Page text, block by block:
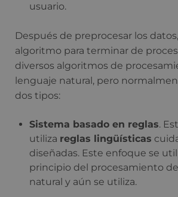
usuario.
Después de preprocesar los
algoritmo para terminar de
diversos algoritmos de
lenguaje natural, pero
dos tipos:
Sistema basado en reglas.
utiliza reglas lingüísticas
diseñadas. Este enfoque se
principio del procesamiento
natural y aún se utiliza.